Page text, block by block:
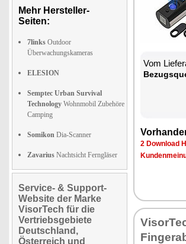
Mehr Hersteller-
Seiten:
7links Outdoor
Überwachungskameras
ELESION
Semptec Urban Survival
Technology Wohnmobil Zubehöre
Camping
Somikon Dia-Scanner
Zavarius Nachtsicht Ferngläser
Service- & Support-
Website der Marke
VisorTech für die
Vertriebsgebiete
Deutschland,
Österreich und
Vom
2 Download